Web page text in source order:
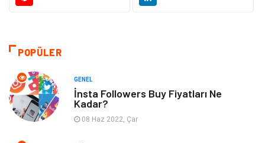
Otomotiv
Giyim
Cilt ve Deri Hastalıkları
POPÜLER
GENEL
İnsta Followers Buy Fiyatları Ne
Kadar?
08 Haz 2022, Çar